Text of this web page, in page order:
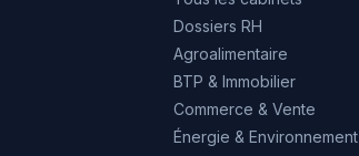
Dossiers RH
Agroalimentaire
BTP & Immobilier
Commerce & Vente
Énergie & Environnement